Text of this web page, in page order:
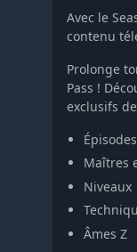
Avec le
contenu
Prolonge
Pass !
exclusifs
Maîtres
Niveaux
Âmes Z